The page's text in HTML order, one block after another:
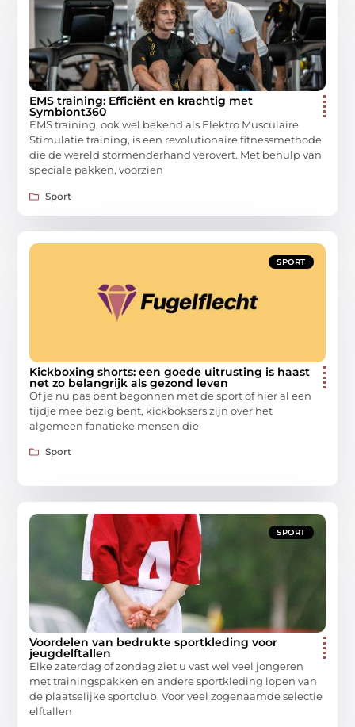
EMS training: Efficiënt en krachtig met
Symbiont360
EMS training, ook wel bekend als Elektro Musculaire
Stimulatie training, is een revolutionaire fitnessmethode
die de wereld stormenderhand verovert. Met behulp van
speciale pakken, voorzien
Sport
SPORT
Kickboxing shorts: een goede uitrusting is haast
net zo belangrijk als gezond leven
Of je nu pas bent begonnen met de sport of hier al een
tijdje mee bezig bent, kickboksers zijn over het
algemeen fanatieke mensen die
Sport
SPORT
Voordelen van bedrukte sportkleding voor
jeugdelftallen
Elke zaterdag of zondag ziet u vast wel veel jongeren
met trainingspakken en andere sportkleding lopen van
de plaatselijke sportclub. Voor veel zogenaamde selectie
elftallen